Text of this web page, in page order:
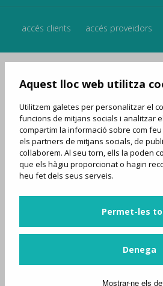
Aquest lloc web utilitza
Utilitzem galetes per personalitzar el
funcions de mitjans socials i analitzar
compartim la informació sobre com
els partners de mitjans socials, de
col·laborem. Al seu torn, ells la poden
que els hàgiu proporcionat o hagin
heu fet dels seus serveis.
Permet-les
Denega
Mostrar-ne els
accés clients accés proveïdors